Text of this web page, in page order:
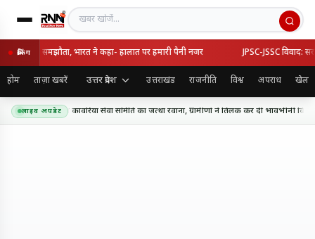
खबर खोजें
ब्रेकिंग
का रक्षा समझौता, भारत ने कहा- हालात पर हमारी पैनी नजर JPSC-JSSC विवाद:
होम ताज़ा खबरें उत्तर प्रदेश उत्तराखंड राजनीति विश्व अपराध खेल
लाइव अपडेट
के लिए शिव शक्ति कांवरिया सेवा समिति का जत्था रवाना, ग्रामीणों ने तिलक कर दी भावभीनी विदाई